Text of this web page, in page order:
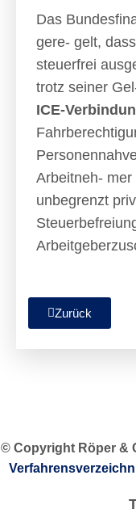
Das
gere- gelt,
steuerfrei
trotz seiner
ICE-
Arbeitneh-
unbegrenzt
Zurück
© Copyright Röper &